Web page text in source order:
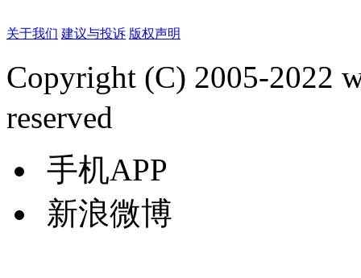
关于我们 建议与投诉 版权声明
Copyright (C) 2005-2022
reserved
手机APP
新浪微博